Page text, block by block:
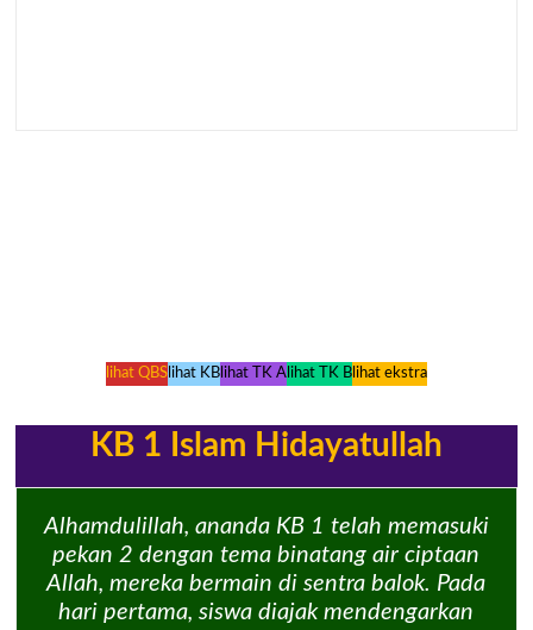
lihat QBSlihat KBlihat TK Alihat TK Blihat ekstra
KB 1 Islam Hidayatullah
Alhamdulillah, ananda KB 1 telah memasuki
pekan 2 dengan tema binatang air ciptaan
Allah, mereka bermain di sentra balok. Pada
hari pertama, siswa diajak mendengarkan